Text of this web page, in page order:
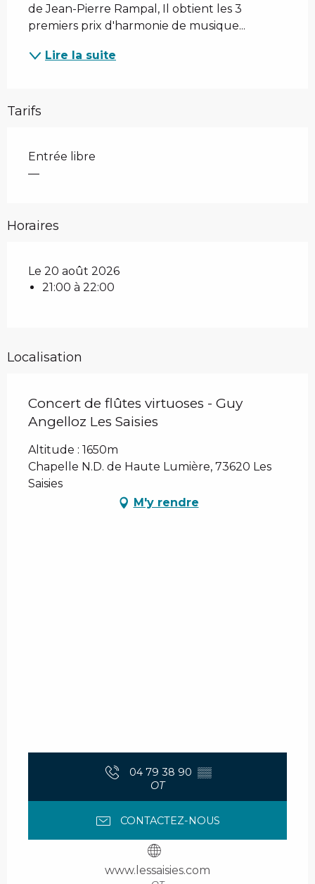
de Jean-Pierre Rampal, Il obtient les 3
premiers prix d'harmonie de musique...
Lire la suite
Tarifs
Entrée libre
—
Horaires
Le 20 août 2026
21:00 à 22:00
Localisation
Concert de flûtes virtuoses - Guy
Angelloz Les Saisies
Altitude : 1650m
Chapelle N.D. de Haute Lumière, 73620 Les
Saisies
M'y rendre
04 79 38 90 ▒▒
OT
CONTACTEZ-NOUS
www.lessaisies.com